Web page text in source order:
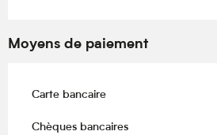
Moyens de paiement
Carte bancaire
Chèques bancaires